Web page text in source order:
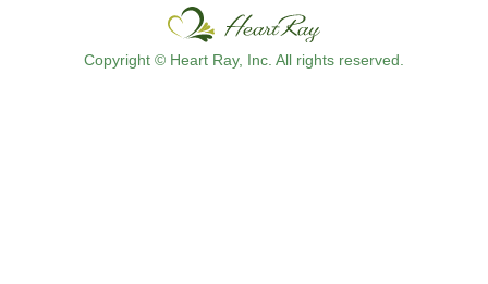
Copyright © Heart Ray, Inc. All rights reserved.